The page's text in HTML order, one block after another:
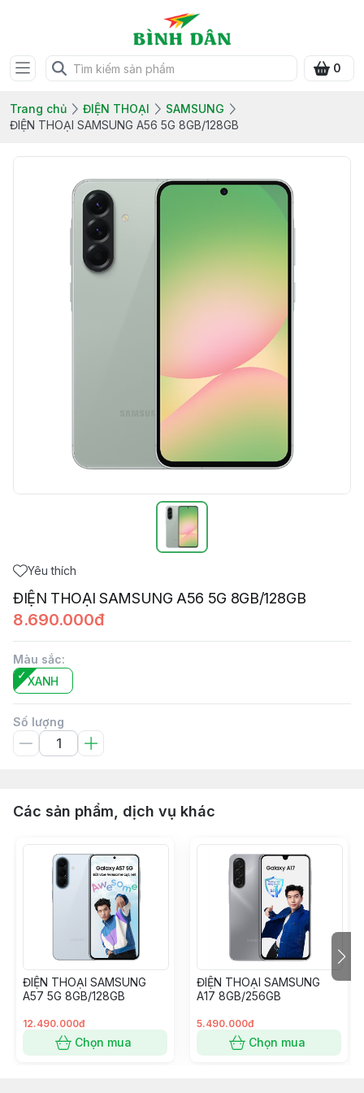
0
Trang chủ ĐIỆN THOẠI
SAMSUNG
ĐIỆN THOẠI SAMSUNG A56 5G 8GB/128GB
Yêu thích
ĐIỆN THOẠI SAMSUNG A56 5G 8GB/128GB
8.690.000đ
Màu sắc:
XANH
Số lượng
Các sản phẩm, dịch vụ khác
ĐIỆN THOẠI SAMSUNG
A57 5G 8GB/128GB
12.490.000đ
Chọn mua
ĐIỆN THOẠI SAMSUNG
A17 8GB/256GB
5.490.000đ
Chọn mua